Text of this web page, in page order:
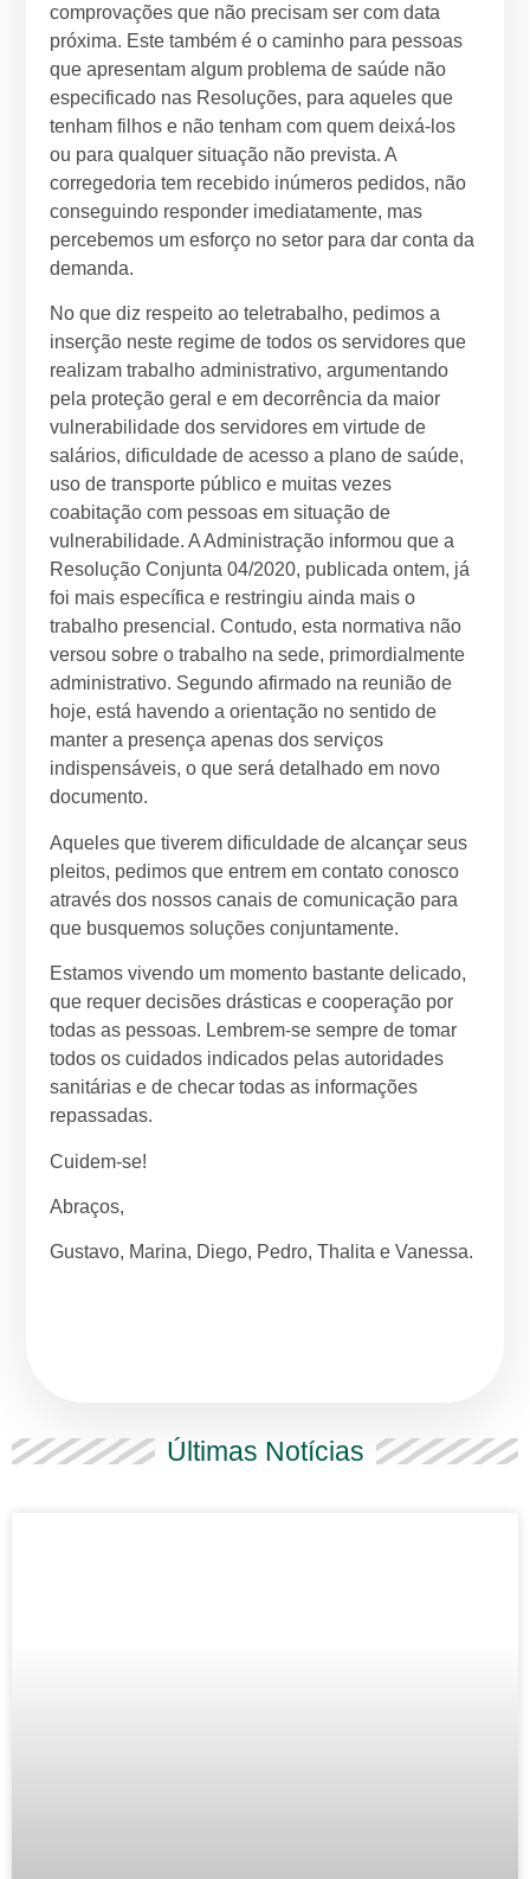
comprovações que não precisam ser com data
próxima. Este também é o caminho para pessoas
que apresentam algum problema de saúde não
especificado nas Resoluções, para aqueles que
tenham filhos e não tenham com quem deixá-los
ou para qualquer situação não prevista. A
corregedoria tem recebido inúmeros pedidos, não
conseguindo responder imediatamente, mas
percebemos um esforço no setor para dar conta da
demanda.
No que diz respeito ao teletrabalho, pedimos a
inserção neste regime de todos os servidores que
realizam trabalho administrativo, argumentando
pela proteção geral e em decorrência da maior
vulnerabilidade dos servidores em virtude de
salários, dificuldade de acesso a plano de saúde,
uso de transporte público e muitas vezes
coabitação com pessoas em situação de
vulnerabilidade. A Administração informou que a
Resolução Conjunta 04/2020, publicada ontem, já
foi mais específica e restringiu ainda mais o
trabalho presencial. Contudo, esta normativa não
versou sobre o trabalho na sede, primordialmente
administrativo. Segundo afirmado na reunião de
hoje, está havendo a orientação no sentido de
manter a presença apenas dos serviços
indispensáveis, o que será detalhado em novo
documento.
Aqueles que tiverem dificuldade de alcançar seus
pleitos, pedimos que entrem em contato conosco
através dos nossos canais de comunicação para
que busquemos soluções conjuntamente.
Estamos vivendo um momento bastante delicado,
que requer decisões drásticas e cooperação por
todas as pessoas. Lembrem-se sempre de tomar
todos os cuidados indicados pelas autoridades
sanitárias e de checar todas as informações
repassadas.
Cuidem-se!
Abraços,
Gustavo, Marina, Diego, Pedro, Thalita e Vanessa.
Últimas Notícias